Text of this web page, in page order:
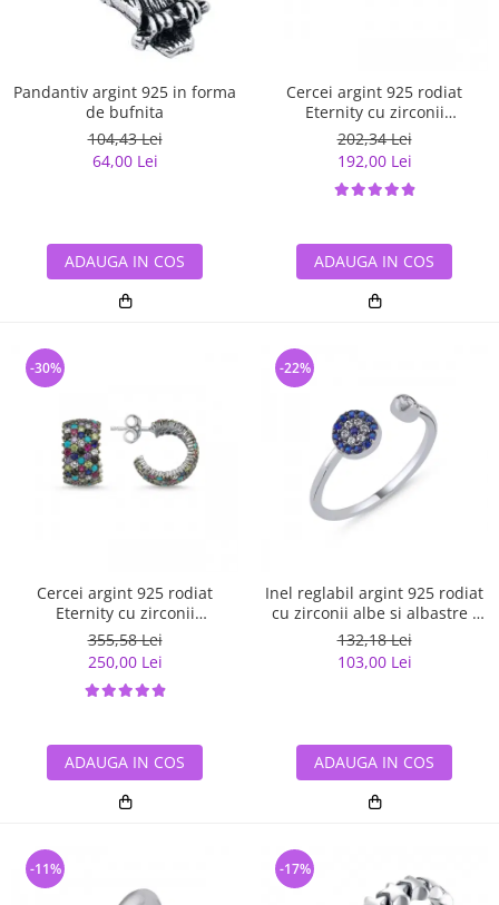
Pandantiv argint 925 in forma
de bufnita
104,43 Lei
64,00 Lei
ADAUGA IN COS
Cercei argint 925 rodiat
Eternity cu zirconii
multicolore ETU0028
202,34 Lei
192,00 Lei
ADAUGA IN COS
Cercei argint 925 rodiat
Eternity cu zirconii
multicolore ETU0036
355,58 Lei
250,00 Lei
-30%
ADAUGA IN COS
Inel reglabil argint 925 rodiat
cu zirconii albe si albastre -
Be Elegant ITU0109
132,18 Lei
103,00 Lei
-22%
ADAUGA IN COS
-11% -17%